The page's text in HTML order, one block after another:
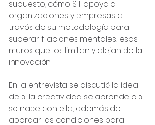
supuesto, cómo SIT apoya a
organizaciones y empresas a
través de su metodología para
superar fijaciones mentales, esos
muros que los limitan y alejan de la
innovación.
En la entrevista se discutió la idea
de si la creatividad se aprende o si
se nace con ella, además de
abordar las condiciones para